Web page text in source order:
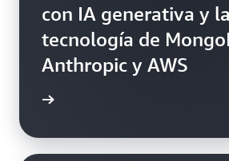
con IA generativa y la
tecnología de
Anthropic y AWS